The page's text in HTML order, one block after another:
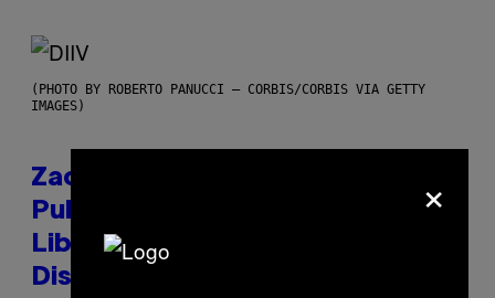
(PHOTO BY ROBERTO PANUCCI – CORBIS/CORBIS VIA GETTY
IMAGES)
Zachary Cole Smith Wants a
Publicly Owned Music Streaming
Library Built on Spotify’s
Dismantled Bones
×